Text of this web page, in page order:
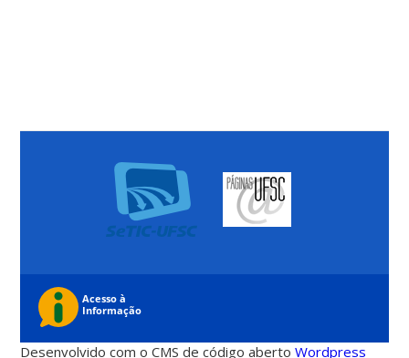
Desenvolvido com o CMS de código abertoWordpress